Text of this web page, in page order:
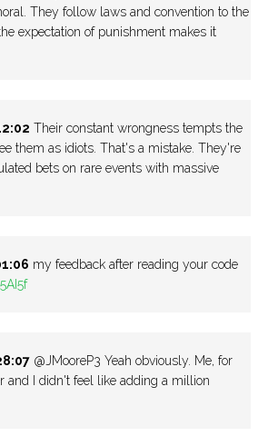
They follow laws and convention to the
expectation of punishment makes it
Their constant wrongness tempts the
them as idiots. That's a mistake. They're
bets on rare events with massive
my feedback after reading your code
@JMooreP3 Yeah obviously. Me, for
and I didn't feel like adding a million